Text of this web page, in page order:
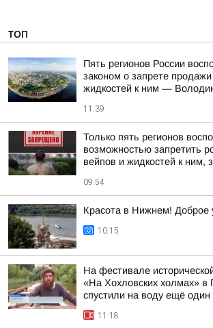
ТОП
Пять регионов России
законом о запрете
жидкостей к ним —
11:39
Только пять регионов
возможностью запретить
вейпов и жидкостей к ним,
09:54
Красота в Нижнем! Доброе
10:15
На фестивале
«На Хохловских холмах» в
спустили на воду ещё один
11:18